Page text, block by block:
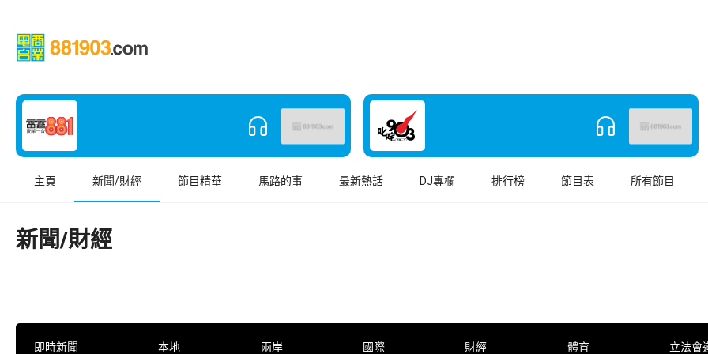
主頁 新聞/財經 節目精華 馬路的事 最新熱話 DJ專欄 排行榜 節目表 所有節目
新聞/財經
即時新聞 本地 兩岸 國際 財經 體育 立法會